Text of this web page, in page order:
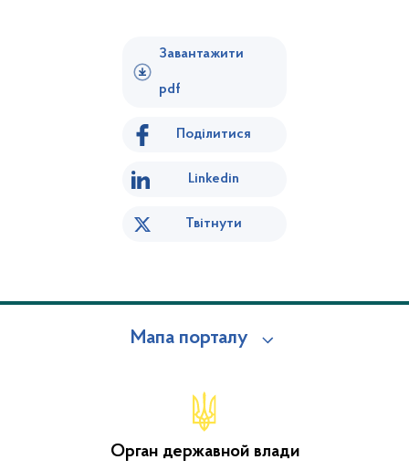
Завантажити
pdf
Поділитися
Linkedin
Твітнути
Мапа порталу
Орган державной влади